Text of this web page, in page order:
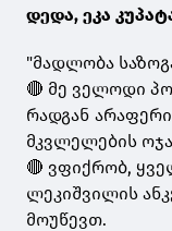
დედა, ეკა
"მადლობა
🔴 მე ველოდი
რადგან
მკვლელების
🔴 ვფიქრობ,
ლეკიშვილის
მოუწევთ.